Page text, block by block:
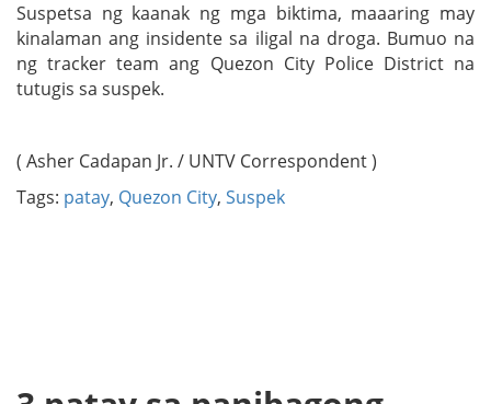
Suspetsa ng kaanak ng mga biktima, maaaring may
kinalaman ang insidente sa iligal na droga. Bumuo na
ng tracker team ang Quezon City Police District na
tutugis sa suspek.
( Asher Cadapan Jr. / UNTV Correspondent )
Tags: patay, Quezon City, Suspek